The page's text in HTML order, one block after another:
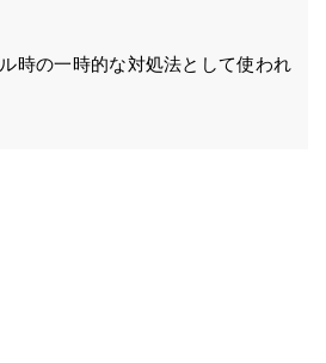
時の一時的な対処法として使われ